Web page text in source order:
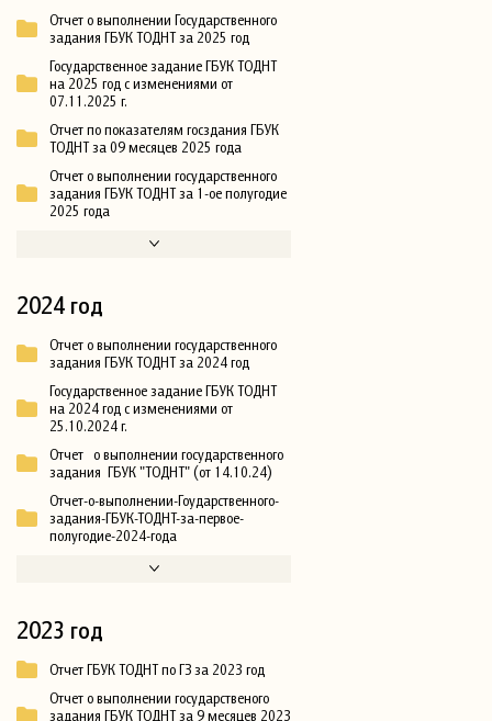
Отчет о выполнении Государственного
задания ГБУК ТОДНТ за 2025 год
Государственное задание ГБУК ТОДНТ
на 2025 год с изменениями от
07.11.2025 г.
Отчет по показателям госздания ГБУК
ТОДНТ за 09 месяцев 2025 года
Отчет о выполнении государственного
задания ГБУК ТОДНТ за 1-ое полугодие
2025 года
2024 год
Отчет о выполнении государственного
задания ГБУК ТОДНТ за 2024 год
Государственное задание ГБУК ТОДНТ
на 2024 год с изменениями от
25.10.2024 г.
Отчет о выполнении государственного
задания ГБУК "ТОДНТ" (от 14.10.24)
Отчет-о-выполнении-Гоударственного-
задания-ГБУК-ТОДНТ-за-первое-
полугодие-2024-года
2023 год
Отчет ГБУК ТОДНТ по ГЗ за 2023 год
Отчет о выполнении государственого
задания ГБУК ТОДНТ за 9 месяцев 2023